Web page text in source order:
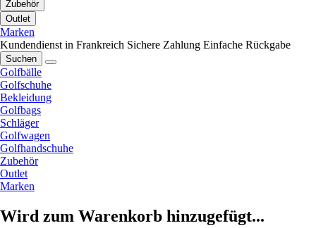
Zubehör
Outlet
Marken
Kundendienst in Frankreich Sichere Zahlung Einfache Rückgabe
Suchen
Golfbälle
Golfschuhe
Bekleidung
Golfbags
Schläger
Golfwagen
Golfhandschuhe
Zubehör
Outlet
Marken
Wird zum Warenkorb hinzugefügt...